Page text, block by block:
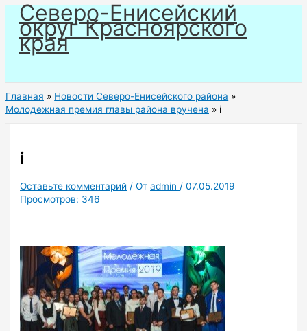
Перейти
содержимому
Северо-Енисейский
округ Красноярского
края
Главная
Новости Северо-Енисейского района
Молодежная премия главы района вручена
i
i
Оставьте комментарий / Отadmin /07.05.2019
Просмотров: 346